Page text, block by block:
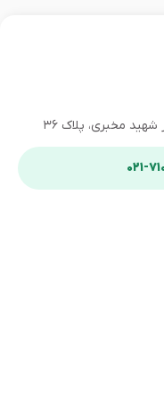
مخبری، پلاک ۳۶